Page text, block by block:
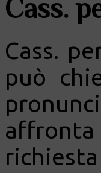
Cass.
Cass.
può